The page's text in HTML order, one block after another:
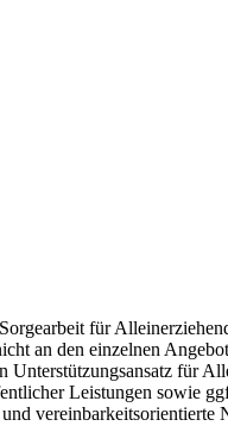
für
an den einzelnen
für
Leistungen sowie